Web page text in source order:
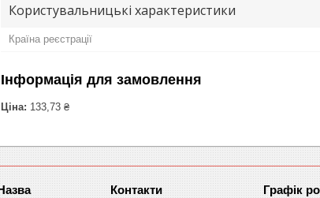
Користувальницькі характеристики
Країна реєстрації
Інформація для замовлення
Ціна: 133,73 ₴
Графік